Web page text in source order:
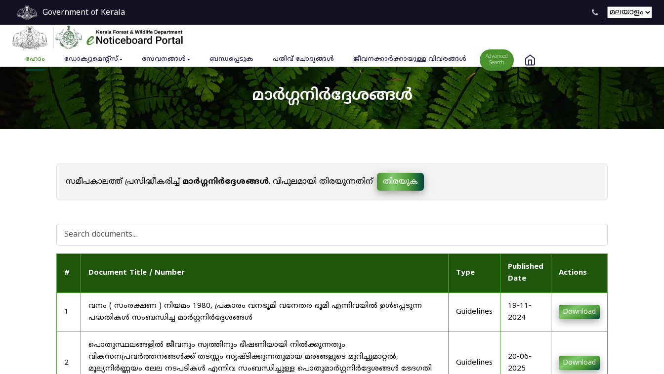
Government of Kerala
ഹോം ഡോക്യുമെൻ്റ്സ് സേവനങ്ങൾ ബന്ധപ്പെടുക പതിവ് ചോദ്യങ്ങൾ ജീവനക്കാര്‍ക്കായുള്ള വിവരങ്ങള്‍
Advanced
Search
മാർഗ്ഗനിർദ്ദേശങ്ങൾ
സമീപകാലത്ത് പ്രസിദ്ധീകരിച്ച്മാർഗ്ഗനിർദ്ദേശങ്ങൾ. വിപുലമായി തിരയുന്നതിന് തിരയുക
# Document Title / Number Type
Published
Date
Actions
1
വനം ( സംരക്ഷണ ) നിയമം 1980, പ്രകാരം വനഭൂമി വനേതര ഭൂമി എന്നിവയിൽ ഉൾപ്പെടുന്ന
പദ്ധതികൾ സംബന്ധിച്ച മാർഗ്ഗനിർദ്ദേശങ്ങൾ
Guidelines
19-11-
2024
Download
2
പൊതുസ്ഥലങ്ങളിൽ ജീവനും സ്വത്തിനും ഭീഷണിയായി നിൽക്കുന്നതും
വികസനപ്രവർത്തനങ്ങൾക്ക് തടസ്സം സൃഷ്ടിക്കുന്നതുമായ മരങ്ങളുടെ മുറിച്ചുമാറ്റൽ,
മൂല്യനിർണ്ണയം ലേല നടപടികൾ എന്നിവ സംബന്ധിച്ചുള്ള പൊതുമാർഗ്ഗനിർദ്ദേശങ്ങൾ ഭേദഗതി
Guidelines
20-06-
2025
Download